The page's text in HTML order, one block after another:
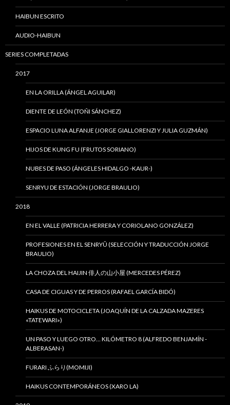
HAIBUN ESCRITO
AUDIO-HAIBUN
SERIES COMPLETADAS
2017
EN LA ORILLA (ÁNGEL AGUILAR)
DIENTE DE LEÓN (TOÑI SÁNCHEZ)
ESPACIO LUNA ALFANJE (JORGE GIALLORENZI Y JULIA GUZMÁN)
HIJOS DE KUNG FU (FRUTOS SORIANO)
NUBES DE PASO (ÁNGELES HIDALGO -KAUR-)
SENRYU DE ESTACIÓN (JORGE BRAULIO)
2018
EN EL VALLE (PATRICIA HERRERA Y CORIOLANO GONZÁLEZ)
PROFESIONES EN EL SENRYÛ (SELECCIÓN Y TRADUCCIÓN JORGE
BRAULIO)
LA CHOZA DEL HAIJIN 俳人の山小屋 (MERCEDES PÉREZ)
CASA DE CIGUAS Y DE PERROS (RAFAEL GARCÍA BIDÓ)
HAIKUS DE MOTOCICLETA (JOAQUÍN DE LA CALZADA MAZERES
«TATEWARI»)
UN PASO Y LUEGO OTRO… KILÓMETRO 8 (ALFREDO BENJAMÍN -
ALBERASAN-)
FURARI ふらり(MOMIJI)
HAIKUS CONTEMPORÁNEOS (XARO LA)